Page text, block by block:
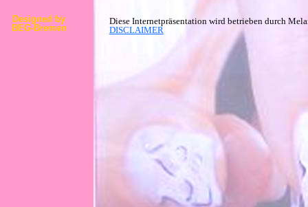
Diese Internetpräsentation wird betrieben durch
DISCLAIMER
Designed by
BEG-Bremen